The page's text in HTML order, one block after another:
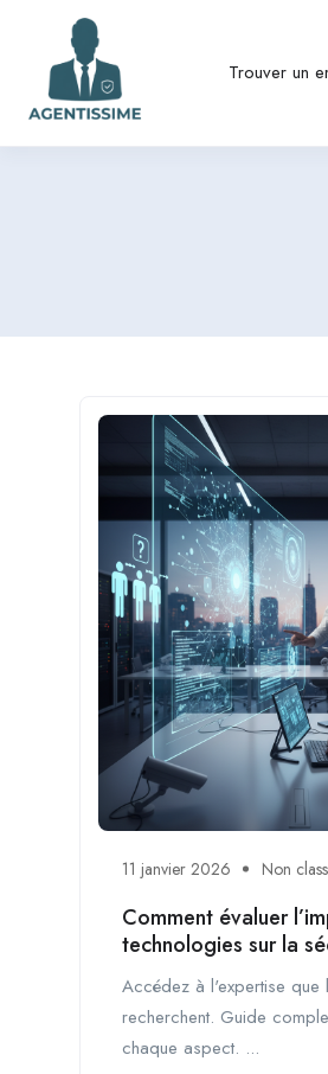
Trouver un
11 janvier 2026 Non
Comment évaluer
technologies sur la
Accédez à l'expertise que
recherchent. Guide
chaque aspect. ...